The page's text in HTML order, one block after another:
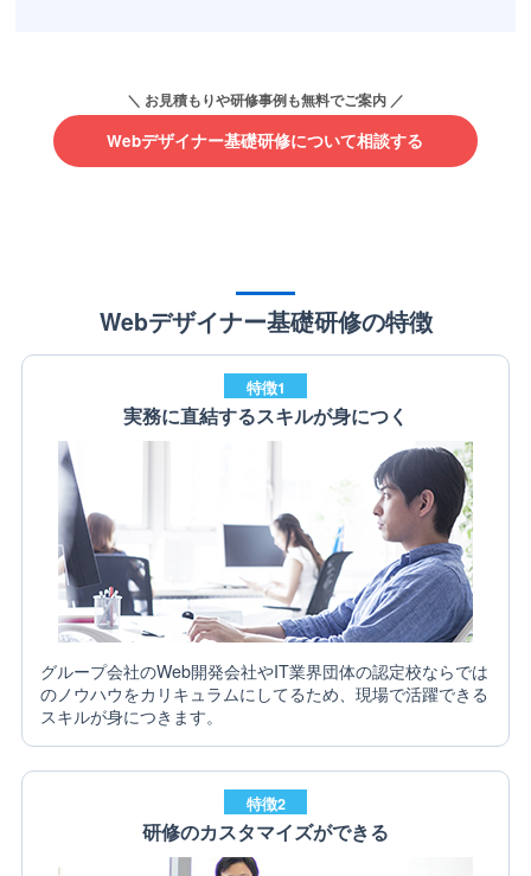
Webデザイナー基礎研修について相談する
Webデザイナー基礎研修の特徴
特徴1
実務に直結するスキルが身につく
グループ会社のWeb開発会社やIT業界団体の認定校ならでは
のノウハウをカリキュラムにしてるため、現場で活躍できる
スキルが身につきます。
特徴2
研修のカスタマイズができる